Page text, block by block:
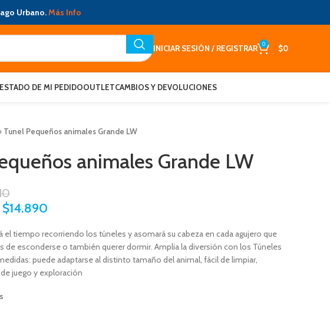
Urbano.Más Info
INICIAR SESIÓN / REGISTRAR 0 $0
DE MI PEDIDOOUTLETCAMBIOS Y DEVOLUCIONES
Tunel Pequeños animales Grande LW
animales Grande LW
$14.890
el tiempo recorriendo los túneles y asomará su cabeza en cada agujero que
de esconderse o también querer dormir. Amplia la diversión con los Túneles
puede adaptarse al distinto tamaño del animal, fácil de limpiar,
juego y exploración